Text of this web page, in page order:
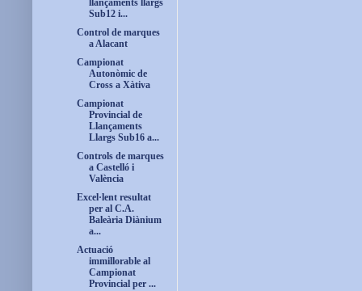
llançaments llargs
Sub12 i...
Control de marques
a Alacant
Campionat
Autonòmic de
Cross a Xàtiva
Campionat
Provincial de
Llançaments
Llargs Sub16 a...
Controls de marques
a Castelló i
València
Excel·lent resultat
per al C.A.
Baleària Diànium
a...
Actuació
immillorable al
Campionat
Provincial per ...